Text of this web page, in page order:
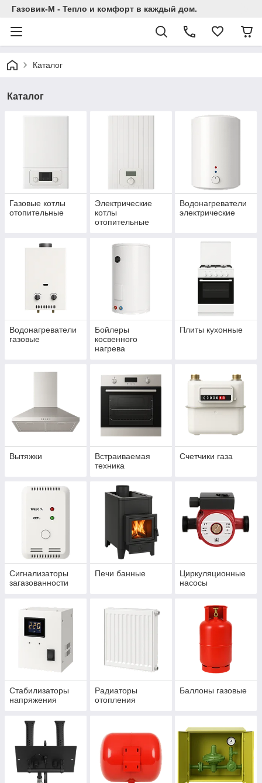
Газовик-М - Тепло и комфорт в каждый дом.
Каталог
Каталог
Газовые котлы
отопительные
Электрические
котлы
отопительные
Водонагреватели
электрические
Водонагреватели
газовые
Бойлеры
косвенного
нагрева
Плиты кухонные
Вытяжки
Встраиваемая
техника
Счетчики газа
Сигнализаторы
загазованности
Печи банные
Циркуляционные
насосы
Стабилизаторы
напряжения
Радиаторы
отопления
Баллоны газовые